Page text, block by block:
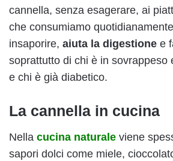
cannella, senza esagerare, ai
che consumiamo
insaporire, aiuta la digestione e
soprattutto di chi è in sovrappeso
e chi è già diabetico.
La cannella in cucina
Nella cucina naturale viene
sapori dolci come miele,